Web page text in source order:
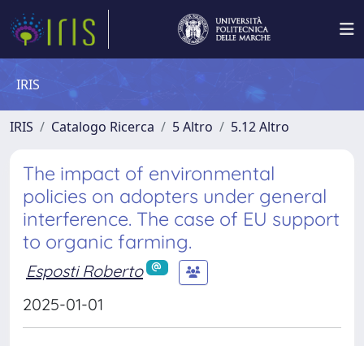
IRIS
IRIS Catalogo Ricerca 5 Altro 5.12 Altro
The impact of environmental
policies on adopters under general
interference. The case of EU support
to organic farming.
Esposti Roberto
2025-01-01